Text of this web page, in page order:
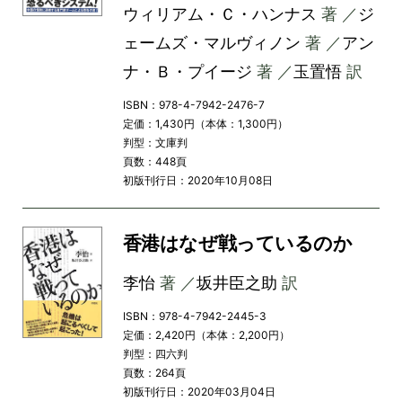
ウィリアム・Ｃ・ハンナス 著 ／ ジ
ェームズ・マルヴィノン 著 ／アン
ナ・Ｂ・プイージ 著 ／玉置悟訳
ISBN：978-4-7942-2476-7
定価：1,430円（本体：1,300円）
判型：文庫判
頁数：448頁
初版刊行日：2020年10月08日
香港はなぜ戦っているのか
李怡著 ／坂井臣之助 訳
ISBN：978-4-7942-2445-3
定価：2,420円（本体：2,200円）
判型：四六判
頁数：264頁
初版刊行日：2020年03月04日